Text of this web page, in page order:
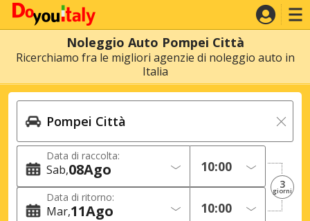
Noleggio Auto Pompei Città
Ricerchiamo fra le migliori agenzie di noleggio auto in
Italia
Data di raccolta:
Sab 08Ago
Data di ritorno:
Mar 11Ago
3
giorni